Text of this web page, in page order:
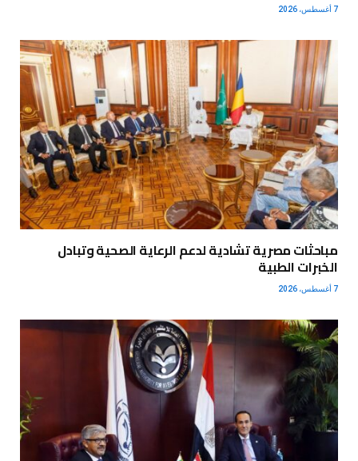
7 أغسطس، 2026
مباحثات مصرية تشادية لدعم الرعاية الصحية وتبادل
الخبرات الطبية
7 أغسطس، 2026